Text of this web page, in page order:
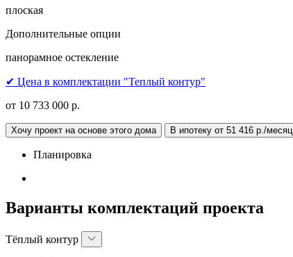
плоская
Дополнительные опции
панорамное остекление
✔ Цена в комплектации "Теплый контур"
от 10 733 000 р.
Хочу проект на основе этого дома В ипотеку от 51 416 р./месяц
Планировка
Варианты комплектаций проекта
Тёплый контур